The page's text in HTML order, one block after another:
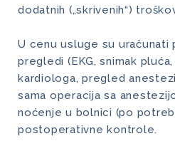
dodatnih („skrivenih“)
U cenu usluge su uračunati
pregledi (EKG, snimak
kardiologa, pregled
sama operacija sa
noćenje u bolnici (po
postoperativne kontrole.